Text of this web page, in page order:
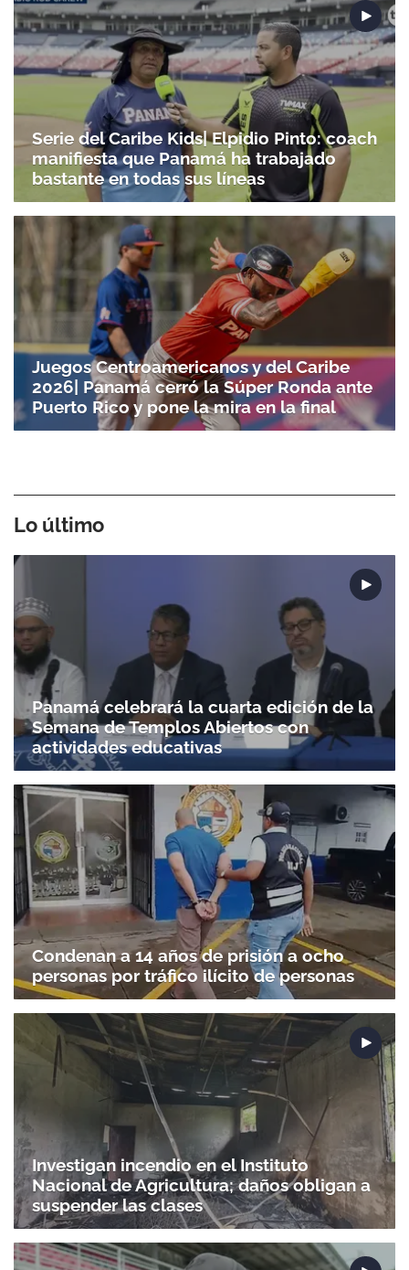
Serie del Caribe Kids| Elpidio Pinto: coach
manifiesta que Panamá ha trabajado
bastante en todas sus líneas
Juegos Centroamericanos y del Caribe
2026| Panamá cerró la Súper Ronda ante
Puerto Rico y pone la mira en la final
Lo último
Panamá celebrará la cuarta edición de la
Semana de Templos Abiertos con
actividades educativas
Condenan a 14 años de prisión a ocho
personas por tráfico ilícito de personas
Investigan incendio en el Instituto
Nacional de Agricultura; daños obligan a
suspender las clases